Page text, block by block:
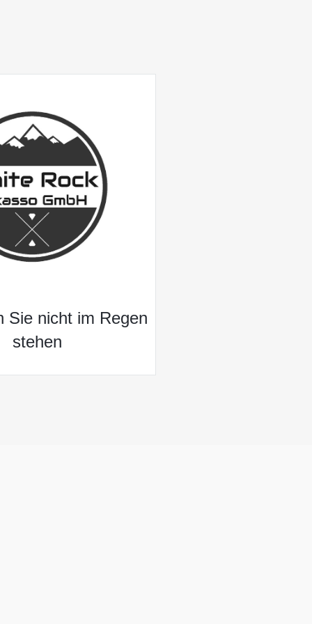
Sie nicht im Regen
stehen